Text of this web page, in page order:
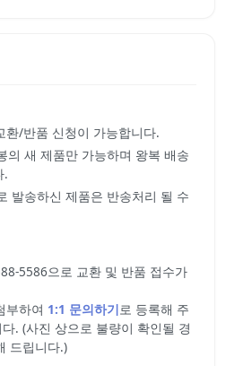
환/반품 신청이 가능합니다.
의 새 제품만 가능하며 왕복 배송
.
발송하신 제품은 반송처리 될 수
5586으로 교환 및 반품 접수가
부하여 1:1 문의하기로 등록해 주
. (사진 상으로 불량이 확인될 경
드립니다.)